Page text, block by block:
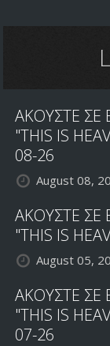
ΑΚΟΥΣΤΕ
"THIS IS
08-26
August 08,
ΑΚΟΥΣΤΕ
"THIS IS
August 05,
ΑΚΟΥΣΤΕ
"THIS IS
07-26